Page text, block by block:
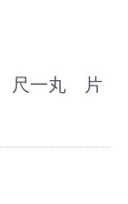
尺一丸 片